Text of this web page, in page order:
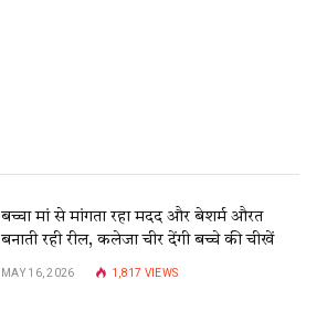
बच्चा मां से मांगता रहा मदद और बेशर्म औरत
बनाती रही रील, कलेजा चीर देंगी बच्चे की चीखें
MAY 16, 2026 1,817 VIEWS